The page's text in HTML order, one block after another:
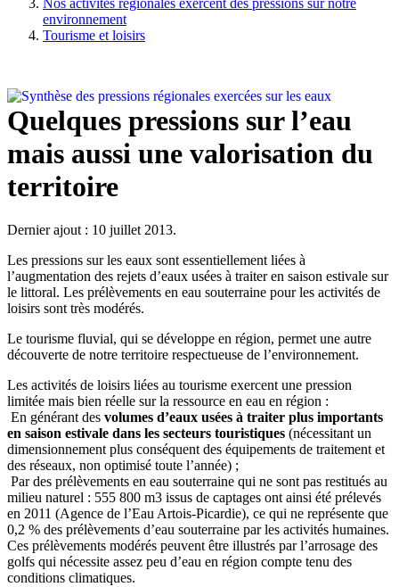
Nos activités régionales exercent des pressions sur notre
environnement
Tourisme et loisirs
Quelques pressions sur l’eau
mais aussi une valorisation du
territoire
Dernier ajout : 10 juillet 2013.
Les pressions sur les eaux sont essentiellement liées à
l’augmentation des rejets d’eaux usées à traiter en saison estivale sur
le littoral. Les prélèvements en eau souterraine pour les activités de
loisirs sont très modérés.
Le tourisme fluvial, qui se développe en région, permet une autre
découverte de notre territoire respectueuse de l’environnement.
Les activités de loisirs liées au tourisme exercent une pression
limitée mais bien réelle sur la ressource en eau en région :
En générant des volumes d’eaux usées à traiter plus importants
en saison estivale dans les secteurs touristiques (nécessitant un
dimensionnement plus conséquent des équipements de traitement et
des réseaux, non optimisé toute l’année) ;
Par des prélèvements en eau souterraine qui ne sont pas restitués au
milieu naturel : 555 800 m3 issus de captages ont ainsi été prélevés
en 2011 (Agence de l’Eau Artois-Picardie), ce qui ne représente que
0,2 % des prélèvements d’eau souterraine par les activités humaines.
Ces prélèvements modérés peuvent être illustrés par l’arrosage des
golfs qui nécessite assez peu d’eau en région compte tenu des
conditions climatiques.